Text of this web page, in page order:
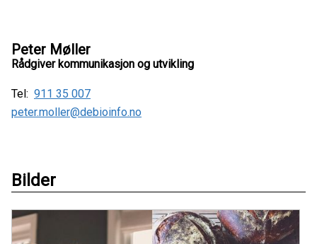
Peter Møller
Rådgiver kommunikasjon og utvikling
Tel: 911 35 007
peter.moller@debioinfo.no
Bilder